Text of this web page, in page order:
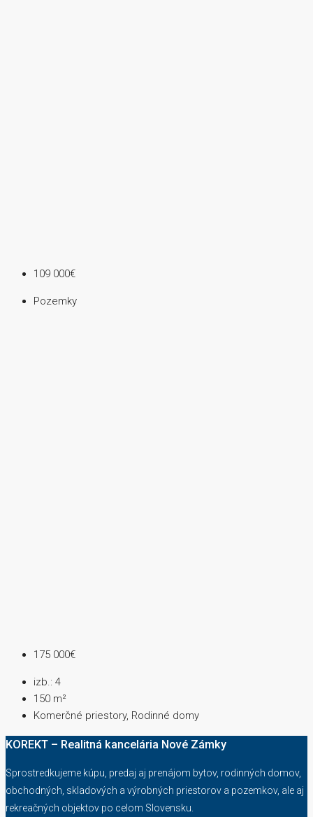
109 000€
Pozemky
175 000€
izb.: 4
150 m²
Komerčné priestory, Rodinné domy
KOREKT – Realitná kancelária Nové Zámky
Sprostredkujeme kúpu, predaj aj prenájom bytov, rodinných domov,
obchodných, skladových a výrobných priestorov a pozemkov, ale aj
rekreačných objektov po celom Slovensku.